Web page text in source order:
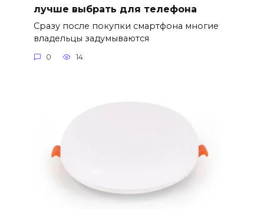
лучше выбрать для телефона
Сразу после покупки смартфона многие
владельцы задумываются
0 14